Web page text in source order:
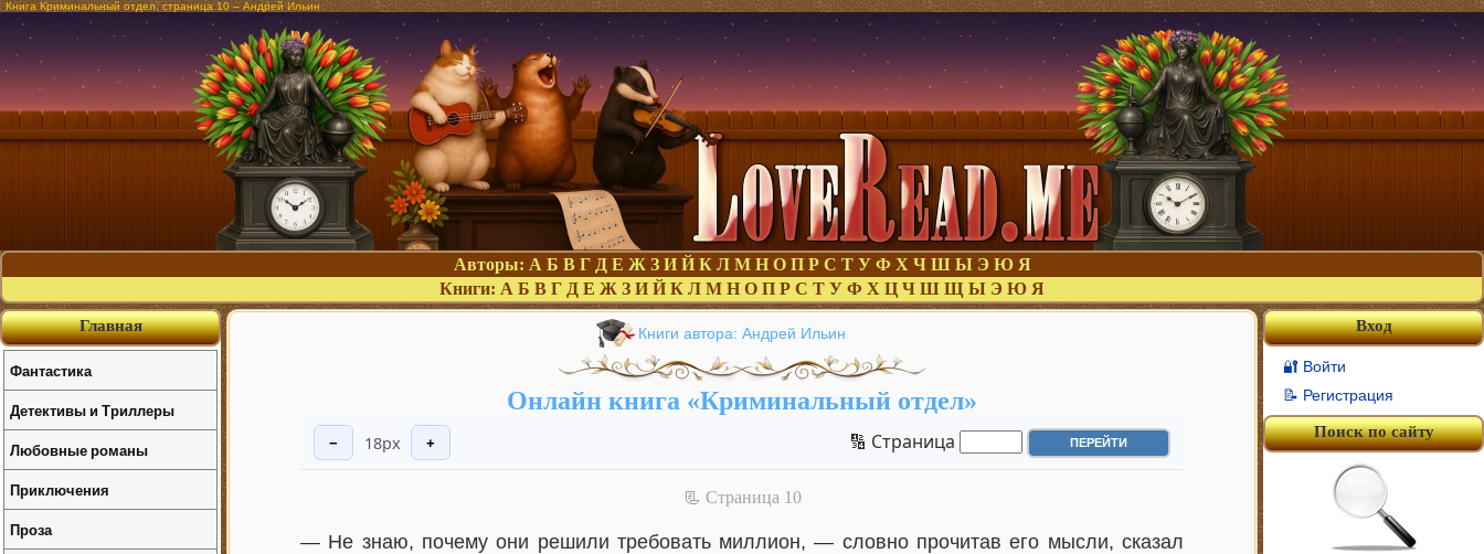
Книга Криминальный отдел, страница 10 – Андрей Ильин
Авторы: А Б В Г Д Е Ж З И Й К Л М Н О П Р С Т У Ф Х Ч Ш Ы Э Ю Я
Книги: А Б В Г Д Е Ж З И Й К Л М Н О П Р С Т У Ф Х Ц Ч Ш Щ Ы Э Ю Я
Книги автора: Андрей Ильин
Онлайн книга «Криминальный отдел»
− 18px + 🔢 Страница
📃 Cтраница 10
— Не знаю, почему они решили требовать миллион, — словно прочитав его мысли, сказал
Вход
🔐 Войти
📝 Регистрация
Поиск по сайту
Главная
Фантастика
Детективы и Триллеры
Любовные романы
Приключения
Проза